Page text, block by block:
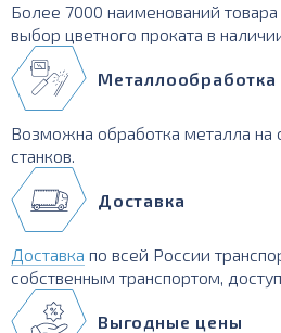
Более 7000 наименований
выбор цветного проката в
Металлообработка
Возможна обработка металла на
станков.
Доставка
Доставка по всей России
собственным транспортом,
Выгодные цены